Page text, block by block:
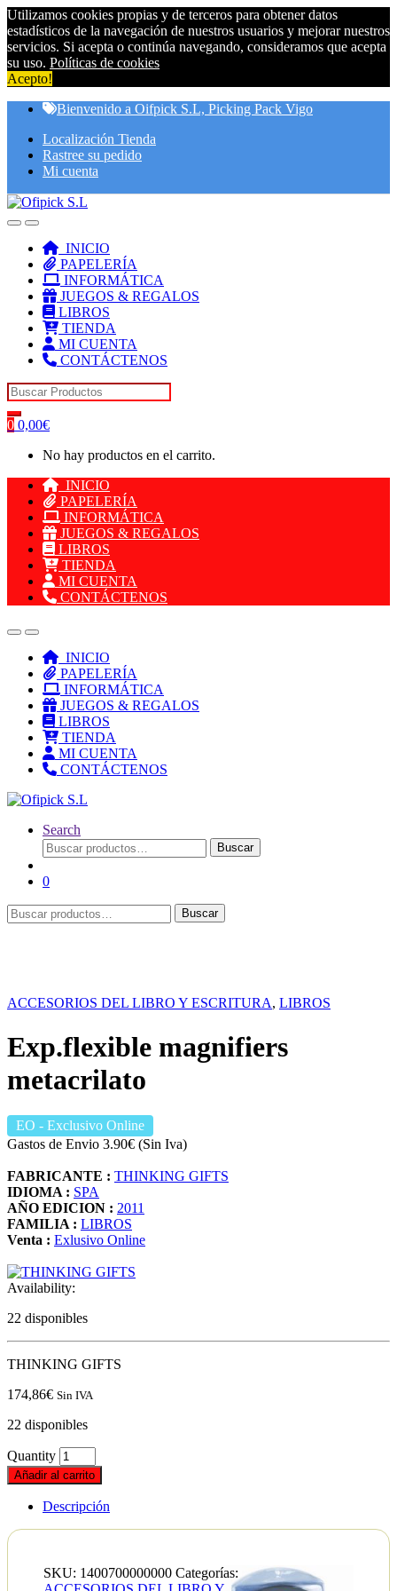
Utilizamos cookies propias y de terceros para obtener datos
estadísticos de la navegación de nuestros usuarios y mejorar nuestros
servicios. Si acepta o continúa navegando, consideramos que acepta
su uso. Políticas de cookies
Acepto!
Skip
navigation
Skip
content
Bienvenido a Oifpick S.L, Picking Pack Vigo
Localización Tienda
Rastree su pedido
Mi cuenta
INICIO
PAPELERÍA
INFORMÁTICA
JUEGOS & REGALOS
LIBROS
TIENDA
MI CUENTA
CONTÁCTENOS
Search for:
0 0,00€
No hay productos en el carrito.
INICIO
PAPELERÍA
INFORMÁTICA
JUEGOS & REGALOS
LIBROS
TIENDA
MI CUENTA
CONTÁCTENOS
INICIO
PAPELERÍA
INFORMÁTICA
JUEGOS & REGALOS
LIBROS
TIENDA
MI CUENTA
CONTÁCTENOS
Search
Buscar
por:
Buscar
0
Buscar
por:
Buscar
ACCESORIOS DEL LIBRO Y ESCRITURA, LIBROS
Exp.flexible magnifiers
metacrilato
EO - Exclusivo Online
Gastos de Envio 3.90€ (Sin Iva)
FABRICANTE : THINKING GIFTS
IDIOMA : SPA
AÑO EDICION : 2011
FAMILIA : LIBROS
Venta : Exlusivo Online
Availability:
22 disponibles
THINKING GIFTS
174,86€ Sin IVA
22 disponibles
Quantity
Añadir al carrito
Descripción
SKU: 1400700000000 Categorías: